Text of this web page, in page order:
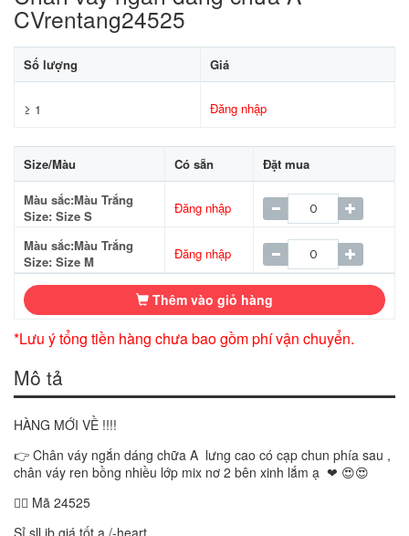
CVrentang24525
Số lượng Giá
≥ 1 Đăng nhập
Size/Màu Có sẵn Đặt mua
Màu sắc:Màu Trắng
Size: Size S
Đăng nhập
Màu sắc:Màu Trắng
Size: Size M
Đăng nhập
Thêm vào giỏ hàng
*Lưu ý tổng tiền hàng chưa bao gồm phí vận chuyển.
Mô tả
HÀNG MỚI VỀ !!!!
👉 Chân váy ngắn dáng chữa A lưng cao có cạp chun phía sau ,
chân váy ren bồng nhiều lớp mix nơ 2 bên xinh lắm ạ ❤ 😍😍
👉🏻 Mã 24525